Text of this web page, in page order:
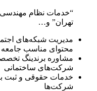
“خدمات نظام
تهران” و…
مدیریت شبکه‌های
محتوای مناسب
مشاوره برندینگ
شرکت‌های ساختمانی
خدمات حقوقی و ثبت
شرکت‌ها